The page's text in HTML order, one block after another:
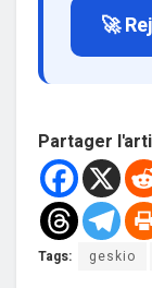
🚀
Partager
Tags: geskio